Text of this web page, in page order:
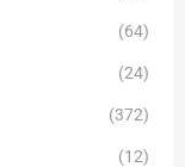
(64)
(24)
(372)
(12)